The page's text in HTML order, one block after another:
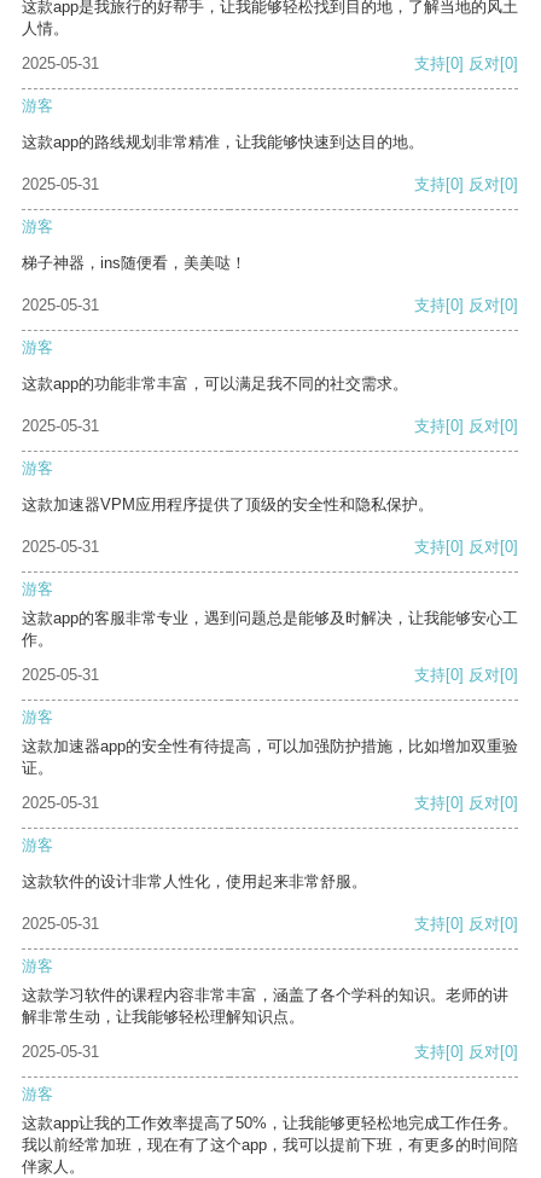
这款app是我旅行的好帮手，让我能够轻松找到目的地，了解当地的风土
人情。
2025-05-31
支持[0] 反对[0]
游客
这款app的路线规划非常精准，让我能够快速到达目的地。
2025-05-31 支持[0] 反对[0]
游客
梯子神器，ins随便看，美美哒！
2025-05-31 支持[0] 反对[0]
游客
这款app的功能非常丰富，可以满足我不同的社交需求。
2025-05-31 支持[0] 反对[0]
游客
这款加速器VPM应用程序提供了顶级的安全性和隐私保护。
2025-05-31 支持[0] 反对[0]
游客
这款app的客服非常专业，遇到问题总是能够及时解决，让我能够安心工
作。
2025-05-31
支持[0] 反对[0]
游客
这款加速器app的安全性有待提高，可以加强防护措施，比如增加双重验
证。
2025-05-31
支持[0] 反对[0]
游客
这款软件的设计非常人性化，使用起来非常舒服。
2025-05-31 支持[0] 反对[0]
游客
这款学习软件的课程内容非常丰富，涵盖了各个学科的知识。老师的讲
解非常生动，让我能够轻松理解知识点。
2025-05-31
支持[0] 反对[0]
游客
这款app让我的工作效率提高了50%，让我能够更轻松地完成工作任务。
我以前经常加班，现在有了这个app，我可以提前下班，有更多的时间陪
伴家人。